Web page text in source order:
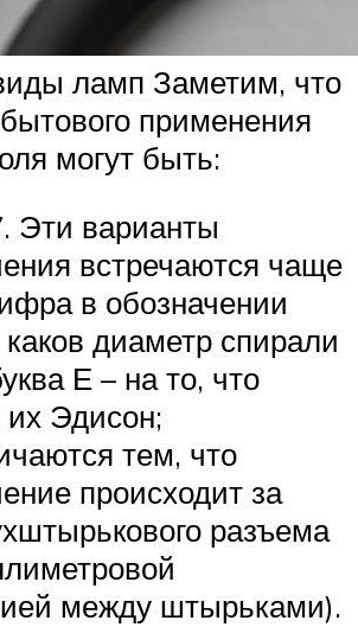
ламп Заметим, что
применения
могут быть:
Эти варианты
встречаются чаще
в обозначении
каков диаметр спирали
Е – на то, что
их Эдисон;
тем, что
происходит за
разъема
между штырьками).